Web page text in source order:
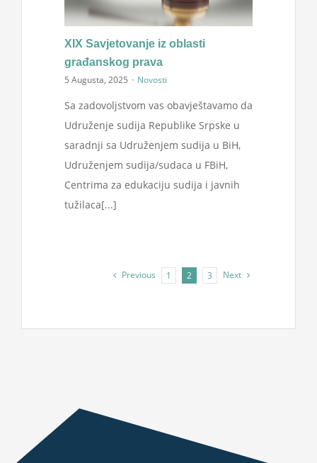
XIX Savjetovanje iz oblasti
građanskog prava
5 Augusta, 2025 · Novosti
Sa zadovoljstvom vas obavještavamo da
Udruženje sudija Republike Srpske u
saradnji sa Udruženjem sudija u BiH,
Udruženjem sudija/sudaca u FBiH,
Centrima za edukaciju sudija i javnih
tužilaca[...]
Previous 1 2 3 Next